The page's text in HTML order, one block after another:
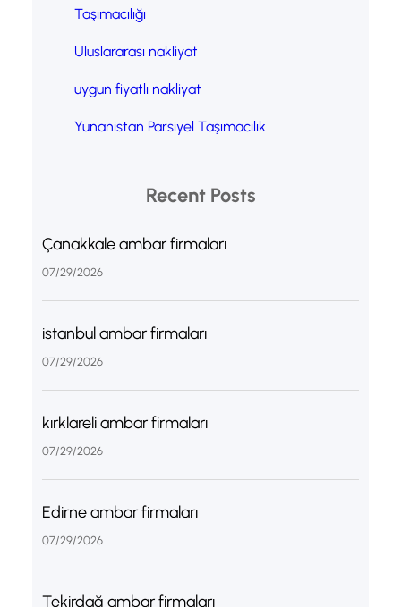
Taşımacılığı
Uluslararası nakliyat
uygun fiyatlı nakliyat
Yunanistan Parsiyel Taşımacılık
Recent Posts
Çanakkale ambar firmaları
07/29/2026
istanbul ambar firmaları
07/29/2026
kırklareli ambar firmaları
07/29/2026
Edirne ambar firmaları
07/29/2026
Tekirdağ ambar firmaları